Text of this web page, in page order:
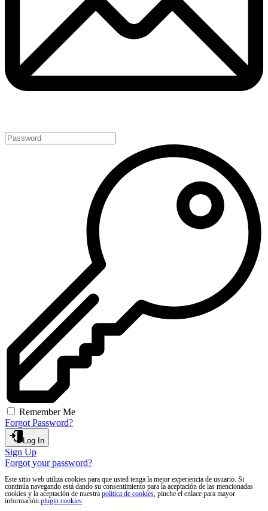
Remember Me
Forgot Password?
Log In
Sign Up
Forgot your password?
Este sitio web utiliza cookies para que usted tenga la mejor experiencia de usuario. Si
continúa navegando está dando su consentimiento para la aceptación de las mencionadas
cookies y la aceptación de nuestra política de cookies, pinche el enlace para mayor
información.plugin cookies